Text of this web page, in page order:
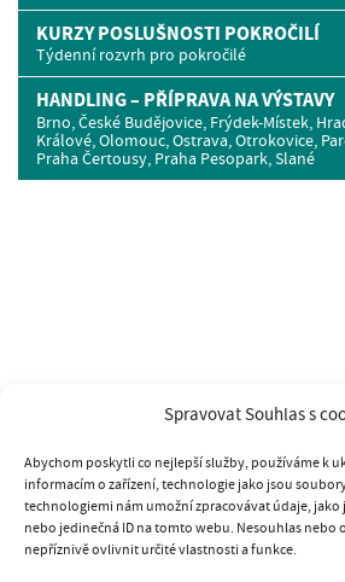
Spravovat Souhlas s
Abychom poskytli co nejlepší služby, používáme k
informacím o zařízení, technologie jako jsou
technologiemi nám umožní zpracovávat údaje,
nebo jedinečná ID na tomto webu. Nesouhlas nebo
nepříznivě ovlivnit určité vlastnosti a funkce.
KURZY POSLUŠNOSTI POKROČILÍ
Týdenní rozvrh pro pokročilé
HANDLING – PŘÍPRAVA NA VÝSTAVY
Brno, České Budějovice, Frýdek-Místek,
Králové, Olomouc, Ostrava, Otrokovice,
Praha Čertousy, Praha Pesopark, Slané